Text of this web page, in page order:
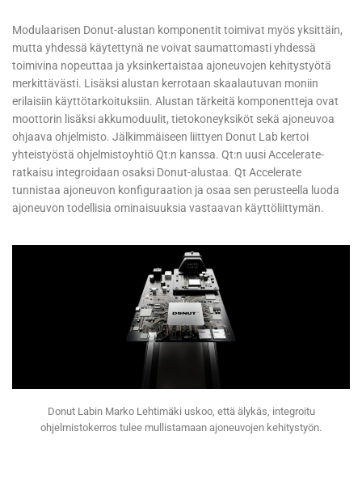
Modulaarisen Donut-alustan komponentit toimivat myös yksittäin,
mutta yhdessä käytettynä ne voivat saumattomasti yhdessä
toimivina nopeuttaa ja yksinkertaistaa ajoneuvojen kehitystyötä
merkittävästi. Lisäksi alustan kerrotaan skaalautuvan moniin
erilaisiin käyttötarkoituksiin. Alustan tärkeitä komponentteja ovat
moottorin lisäksi akkumoduulit, tietokoneyksiköt sekä ajoneuvoa
ohjaava ohjelmisto. Jälkimmäiseen liittyen Donut Lab kertoi
yhteistyöstä ohjelmistoyhtiö Qt:n kanssa. Qt:n uusi Accelerate-
ratkaisu integroidaan osaksi Donut-alustaa. Qt Accelerate
tunnistaa ajoneuvon konfiguraation ja osaa sen perusteella luoda
ajoneuvon todellisia ominaisuuksia vastaavan käyttöliittymän.
Donut Labin Marko Lehtimäki uskoo, että älykäs, integroitu
ohjelmistokerros tulee mullistamaan ajoneuvojen kehitystyön.